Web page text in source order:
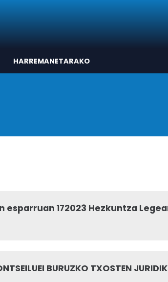
HARREMANETARAKO
172023 Hezkuntza
BURUZKO TXOSTEN